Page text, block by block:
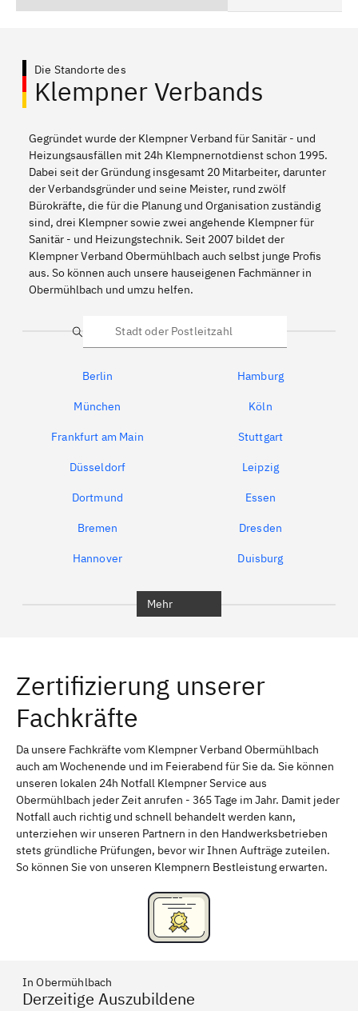
Die Standorte des
Klempner Verbands
Gegründet wurde der Klempner Verband für Sanitär - und
Heizungsausfällen mit 24h Klempnernotdienst schon 1995.
Dabei seit der Gründung insgesamt 20 Mitarbeiter, darunter
der Verbandsgründer und seine Meister, rund zwölf
Bürokräfte, die für die Planung und Organisation zuständig
sind, drei Klempner sowie zwei angehende Klempner für
Sanitär - und Heizungstechnik. Seit 2007 bildet der
Klempner Verband Obermühlbach auch selbst junge Profis
aus. So können auch unsere hauseigenen Fachmänner in
Obermühlbach und umzu helfen.
Suche
Berlin Hamburg
München Köln
Frankfurt am Main Stuttgart
Düsseldorf Leipzig
Dortmund Essen
Bremen Dresden
Hannover Duisburg
Erlangen Bamberg
Bayreuth
Schweinfurt Passau
Freising Rudelsdorf, Mittelfranken
Mehr
Zertifizierung unserer
Fachkräfte
Da unsere Fachkräfte vom Klempner Verband Obermühlbach
auch am Wochenende und im Feierabend für Sie da. Sie können
unseren lokalen 24h Notfall Klempner Service aus
Obermühlbach jeder Zeit anrufen - 365 Tage im Jahr. Damit jeder
Notfall auch richtig und schnell behandelt werden kann,
unterziehen wir unseren Partnern in den Handwerksbetrieben
stets gründliche Prüfungen, bevor wir Ihnen Aufträge zuteilen.
So können Sie von unseren Klempnern Bestleistung erwarten.
In Obermühlbach
Derzeitige Auszubildene